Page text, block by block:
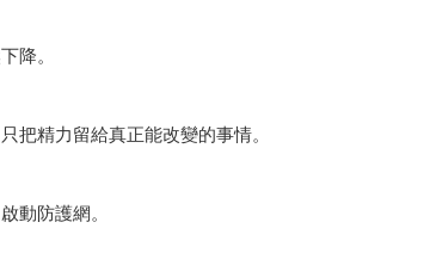
降。
把精力留給真正能改變的事情。
動防護網。